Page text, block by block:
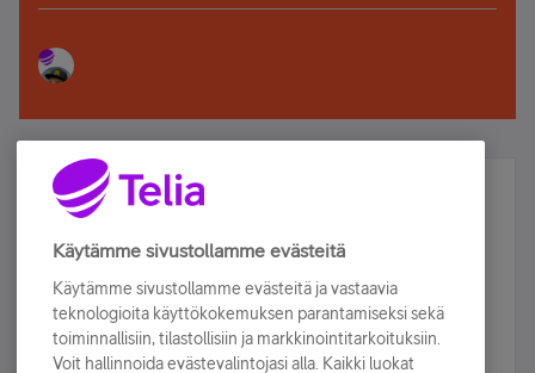
Älä jää paitsi – osallistu ja voita!
Tilaa Telian uutiskirje ja olet mukana arvonnassa.
sähköpostiisi.
Tilaa nyt
Käytämme sivustollamme evästeitä
Käytämme sivustollamme evästeitä ja vastaavia
teknologioita käyttökokemuksen parantamiseksi sekä
toiminnallisiin, tilastollisiin ja markkinointitarkoituksiin.
Voit hallinnoida evästevalintojasi alla. Kaikki luokat